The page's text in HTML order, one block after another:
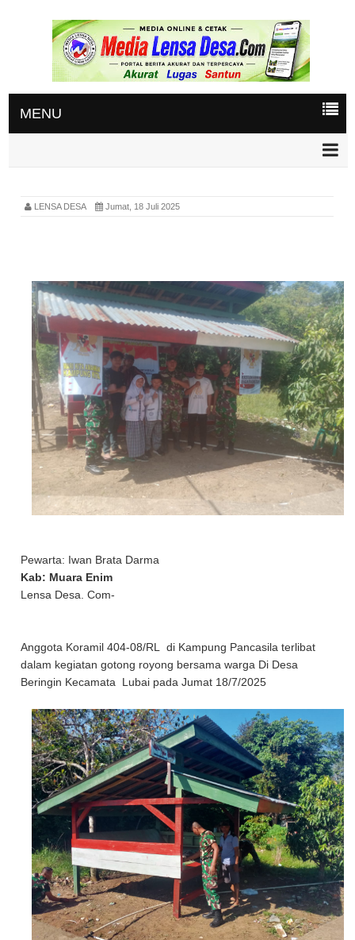
MENU
LENSA DESA Jumat, 18 Juli 2025
Pewarta: Iwan Brata Darma
Kab: Muara Enim
Lensa Desa. Com-
Anggota Koramil 404-08/RL di Kampung Pancasila terlibat
dalam kegiatan gotong royong bersama warga Di Desa
Beringin Kecamata Lubai pada Jumat 18/7/2025